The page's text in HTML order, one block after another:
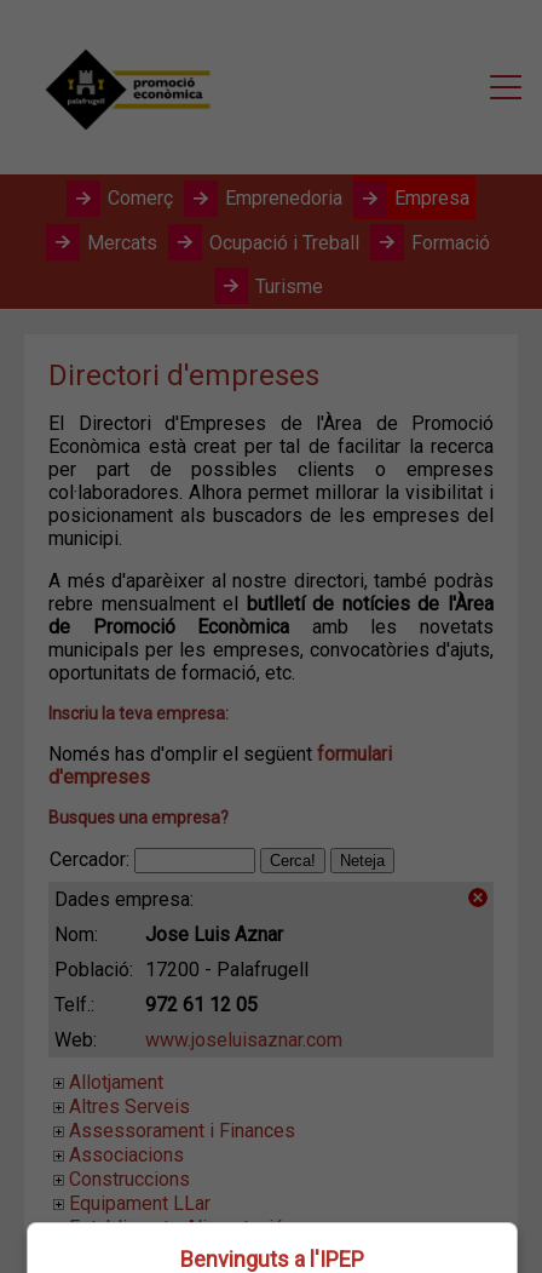
Comerç Emprenedoria
Empresa
Mercats
Ocupació i Treball
Formació
Turisme
Directori d'empreses
El Directori d'Empreses de l'Àrea de Promoció
Econòmica està creat per tal de facilitar la recerca
per part de possibles clients o empreses
col·laboradores. Alhora permet millorar la visibilitat i
posicionament als buscadors de les empreses del
municipi.
A més d'aparèixer al nostre directori, també podràs
rebre mensualment el butlletí de notícies de l'Àrea
de Promoció Econòmica amb les novetats
municipals per les empreses, convocatòries d'ajuts,
oportunitats de formació, etc.
Inscriu la teva empresa:
Només has d'omplir el següent formulari
d'empreses
Busques una empresa?
Cercador:
Dades empresa:
Nom:
Jose Luis Aznar
Població:
17200 - Palafrugell
Telf.:
972 61 12 05
Web:
www.joseluisaznar.com
Allotjament
Altres Serveis
Assessorament i Finances
Associacions
Construccions
Equipament LLar
Establiments Alimentació
Estètica i HigieneBenvinguts a l'IPEP